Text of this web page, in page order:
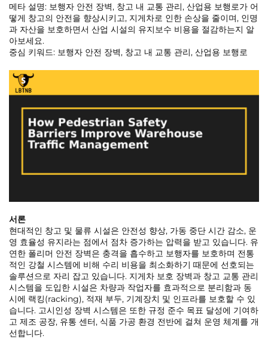
메타 설명: 보행자 안전 장벽, 창고 내 교통 관리, 산업용 보행로가 어
떻게 창고의 안전을 향상시키고, 지게차로 인한 손상을 줄이며, 인명
과 자산을 보호하면서 산업 시설의 유지보수 비용을 절감하는지 알
아보세요.
중심 키워드: 보행자 안전 장벽, 창고 내 교통 관리, 산업용 보행로
서론
현대적인 창고 및 물류 시설은 안전성 향상, 가동 중단 시간 감소, 운
영 효율성 유지라는 점에서 점차 증가하는 압력을 받고 있습니다. 유
연한 폴리머 안전 장벽은 충격을 흡수하고 보행자를 보호하며 전통
적인 강철 시스템에 비해 수리 비용을 최소화하기 때문에 선호되는
솔루션으로 자리 잡고 있습니다. 지게차 보호 장벽과 창고 교통 관리
시스템을 도입한 시설은 차량과 작업자를 효과적으로 분리함과 동
시에 랙킹(racking), 적재 부두, 기계장치 및 인프라를 보호할 수 있
습니다. 고시인성 장벽 시스템은 또한 규정 준수 목표 달성에 기여하
고 제조 공장, 유통 센터, 식품 가공 환경 전반에 걸쳐 운영 체계를 개
선합니다.